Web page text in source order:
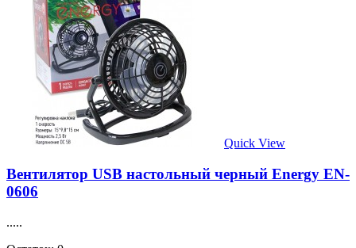
Quick View
Вентилятор USB настольный черный Energy EN-
0606
.....